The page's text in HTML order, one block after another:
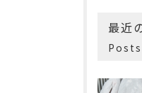
最近
Posts